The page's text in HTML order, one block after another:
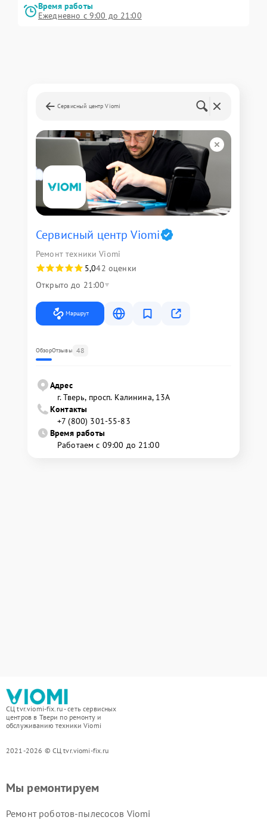
Время работы
Ежедневно с 9:00 до 21:00
Сервисный центр Viomi
Сервисный центр Viomi
Ремонт техники Viomi
5,042 оценки
Открыто до 21:00
Маршрут
ОбзорОтзывы 48
Адрес
г. Тверь, просп. Калинина, 13А
Контакты
+7 (800) 301-55-83
Время работы
Работаем с 09:00 до 21:00
СЦ tvr.viomi-fix.ru - сеть сервисных
центров в Твери по ремонту и
обслуживанию техники Viomi
2021-2026 © СЦ tvr.viomi-fix.ru
Мы ремонтируем
Ремонт роботов-пылесосов Viomi